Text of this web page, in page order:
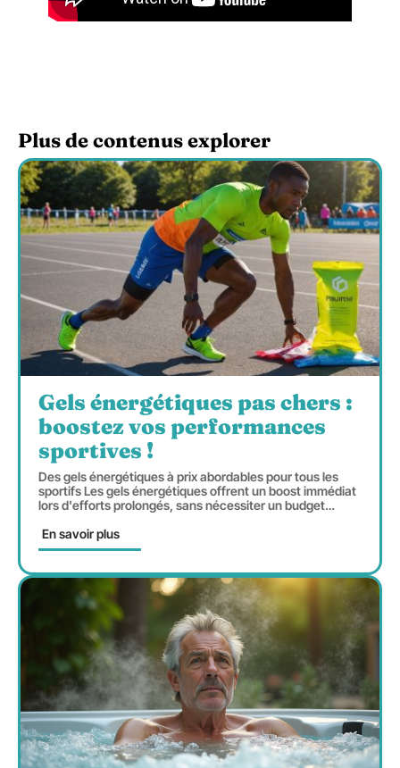
Plus de contenus explorer
Gels énergétiques pas chers :
boostez vos performances
sportives !
Des gels énergétiques à prix abordables pour tous les
sportifs Les gels énergétiques offrent un boost immédiat
lors d'efforts prolongés, sans nécessiter un budget…
En savoir plus